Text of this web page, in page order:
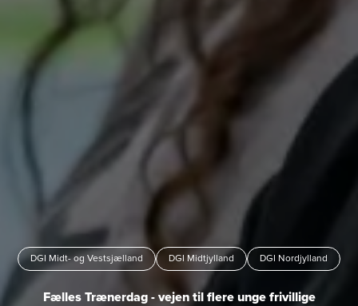
DGI Midt- og Vestsjælland DGI Midtjylland DGI Nordjylland
Fælles Trænerdag - vejen til flere unge frivillige